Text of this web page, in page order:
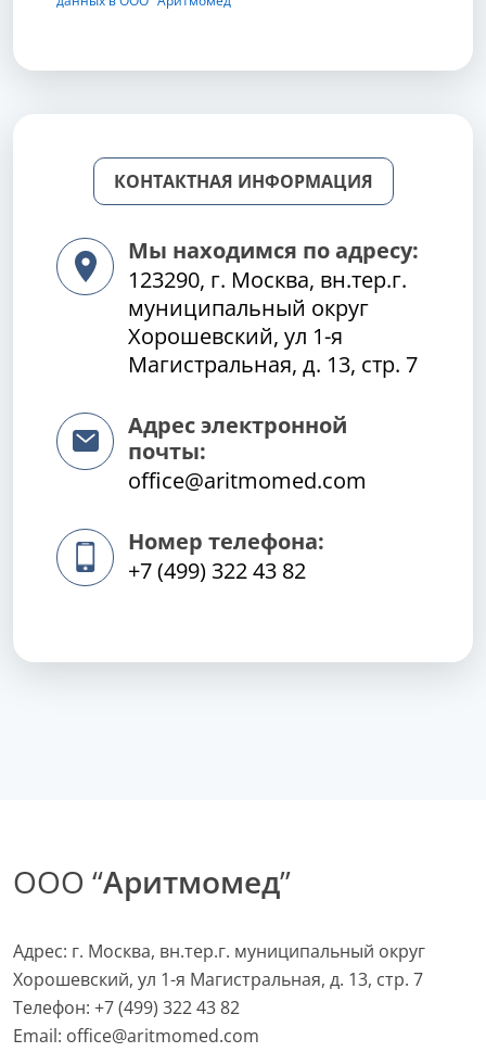
КОНТАКТНАЯ ИНФОРМАЦИЯ
Мы находимся по адресу:
123290, г. Москва, вн.тер.г.
муниципальный округ
Хорошевский, ул 1-я
Магистральная, д. 13, стр. 7
Адрес электронной
почты:
office@aritmomed.com
Номер телефона:
+7 (499) 322 43 82
ООО “Аритмомед”
Адрес: г. Москва, вн.тер.г. муниципальный округ
Хорошевский, ул 1-я Магистральная, д. 13, стр. 7
Телефон: +7 (499) 322 43 82
Email: office@aritmomed.com